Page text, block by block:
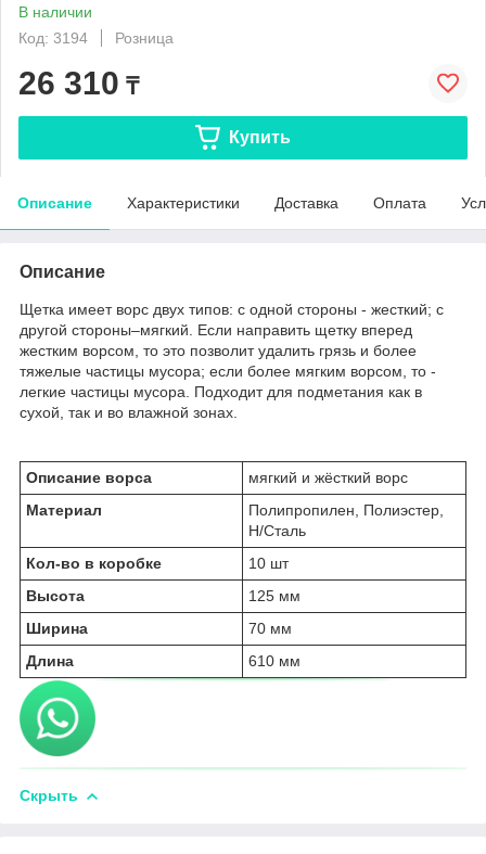
В наличии
Код: 3194
Розница
26 310 ₸
Купить
Описание Характеристики Доставка Оплата
Описание
Щетка имеет ворс двух типов: с одной стороны - жесткий; с
другой стороны–мягкий. Если направить щетку вперед
жестким ворсом, то это позволит удалить грязь и более
тяжелые частицы мусора; если более мягким ворсом, то -
легкие частицы мусора. Подходит для подметания как в
сухой, так и во влажной зонах.
Описание ворса
мягкий и жёсткий ворс
Материал
Полипропилен, Полиэстер,
Н/Сталь
Кол-во в коробке
10 шт
Высота
125 мм
Ширина
70 мм
Длина
610 мм
Скрыть